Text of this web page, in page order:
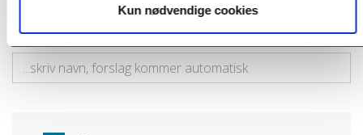
Kun nødvendige cookies
kjønnsforskning: